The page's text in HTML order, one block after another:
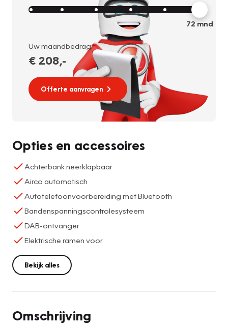
72 mnd
Uw maandbedrag:
€ 208,-
Offerte aanvragen
Opties en accessoires
Achterbank neerklapbaar
Airco automatisch
Autotelefoonvoorbereiding met Bluetooth
Bandenspanningscontrolesysteem
DAB-ontvanger
Elektrische ramen voor
Bekijk alles
Omschrijving